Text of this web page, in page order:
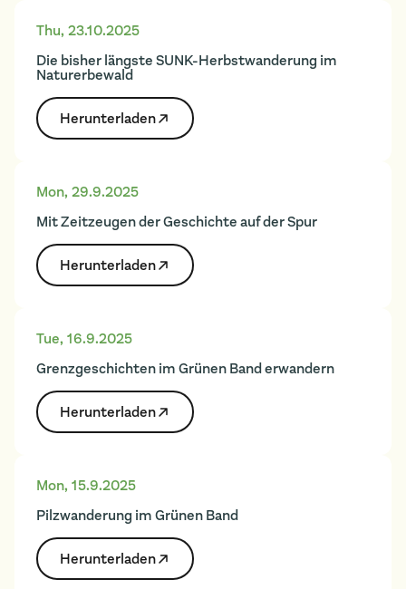
Thu, 23.10.2025
Die bisher längste SUNK-Herbstwanderung im
Naturerbewald
Herunter­laden
Mon, 29.9.2025
Mit Zeitzeugen der Geschichte auf der Spur
Herunter­laden
Tue, 16.9.2025
Grenzgeschichten im Grünen Band erwandern
Herunter­laden
Mon, 15.9.2025
Pilzwanderung im Grünen Band
Herunter­laden